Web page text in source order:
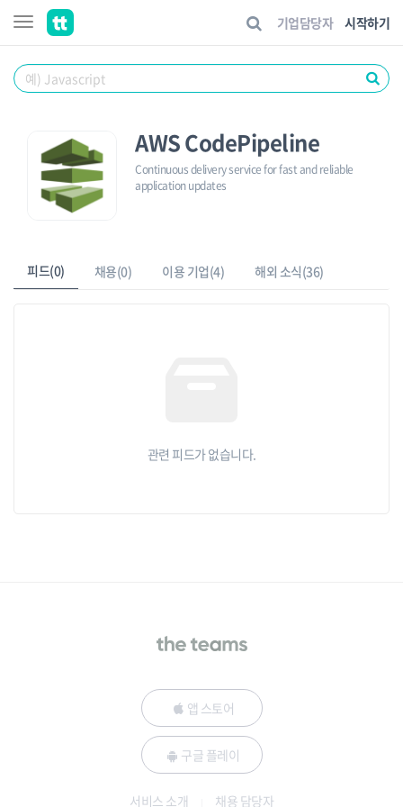
기업담당자 시작하기
AWS CodePipeline
Continuous delivery service for fast and reliable
application updates
피드(0) 채용(0) 이용 기업(4) 해외 소식(36)
관련 피드가 없습니다.
앱 스토어
구글 플레이
서비스 소개 채용 담당자